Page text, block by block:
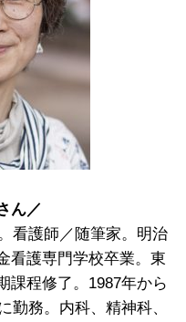
ん／
看護師／随筆家。明治
看護専門学校卒業。東
課程修了。1987年から
勤務。内科、精神科、